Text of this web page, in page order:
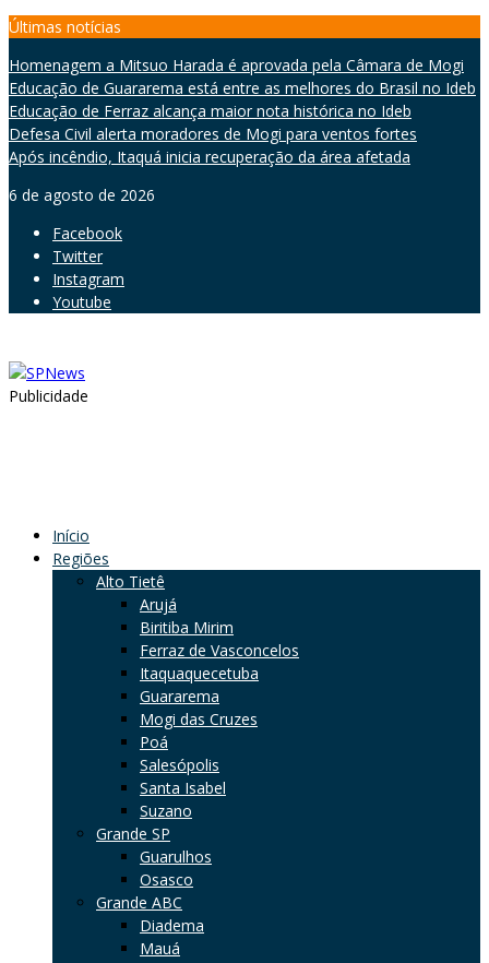
Skip
content
Últimas notícias
Homenagem a Mitsuo Harada é aprovada pela Câmara de Mogi
Educação de Guararema está entre as melhores do Brasil no Ideb
Educação de Ferraz alcança maior nota histórica no Ideb
Defesa Civil alerta moradores de Mogi para ventos fortes
Após incêndio, Itaquá inicia recuperação da área afetada
6 de agosto de 2026
Facebook
Twitter
Instagram
Youtube
Publicidade
Início
Regiões
Alto Tietê
Arujá
Biritiba Mirim
Ferraz de Vasconcelos
Itaquaquecetuba
Guararema
Mogi das Cruzes
Poá
Salesópolis
Santa Isabel
Suzano
Grande SP
Guarulhos
Osasco
Grande ABC
Diadema
Mauá